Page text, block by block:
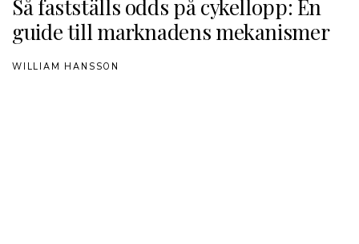
Så fastställs odds på cykellopp: En
guide till marknadens mekanismer
WILLIAM HANSSON